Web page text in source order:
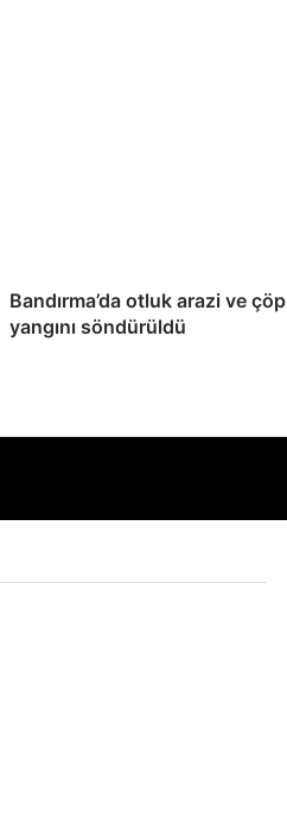
Bandırma’da otluk arazi ve çöp
yangını söndürüldü